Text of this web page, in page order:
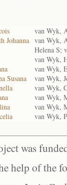
van Wyk,
Johanna van Wyk,
Helena S;
van Wyk,
van Wyk,
Susana
van Wyk,
van Wyk,
van Wyk,
van Wyk,
van Wyk,
was
help of the